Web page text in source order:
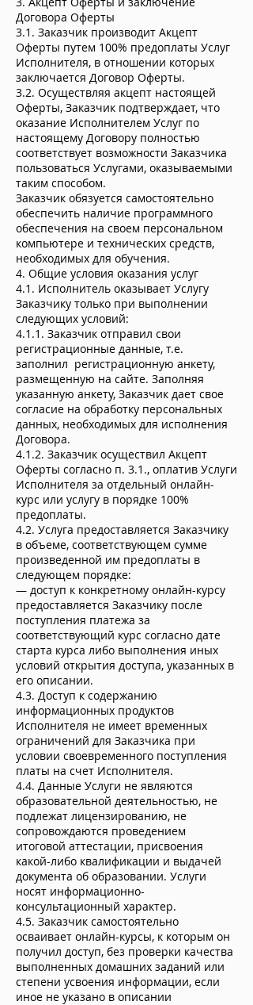
Договора Оферты
3.1. Заказчик производит Акцепт
Оферты путем 100% предоплаты Услуг
Исполнителя, в отношении которых
заключается Договор Оферты.
3.2. Осуществляя акцепт настоящей
Оферты, Заказчик подтверждает, что
оказание Исполнителем Услуг по
настоящему Договору полностью
соответствует возможности Заказчика
пользоваться Услугами, оказываемыми
таким способом.
Заказчик обязуется самостоятельно
обеспечить наличие программного
обеспечения на своем персональном
компьютере и технических средств,
необходимых для обучения.
4. Общие условия оказания услуг
4.1. Исполнитель оказывает Услугу
Заказчику только при выполнении
следующих условий:
4.1.1. Заказчик отправил свои
регистрационные данные, т.е.
заполнил регистрационную анкету,
размещенную на сайте. Заполняя
указанную анкету, Заказчик дает свое
согласие на обработку персональных
данных, необходимых для исполнения
Договора.
4.1.2. Заказчик осуществил Акцепт
Оферты согласно п. 3.1., оплатив Услуги
Исполнителя за отдельный онлайн-
курс или услугу в порядке 100%
предоплаты.
4.2. Услуга предоставляется Заказчику
в объеме, соответствующем сумме
произведенной им предоплаты в
следующем порядке:
— доступ к конкретному онлайн-курсу
предоставляется Заказчику после
поступления платежа за
соответствующий курс согласно дате
старта курса либо выполнения иных
условий открытия доступа, указанных в
его описании.
4.3. Доступ к содержанию
информационных продуктов
Исполнителя не имеет временных
ограничений для Заказчика при
условии своевременного поступления
платы на счет Исполнителя.
4.4. Данные Услуги не являются
образовательной деятельностью, не
подлежат лицензированию, не
сопровождаются проведением
итоговой аттестации, присвоения
какой-либо квалификации и выдачей
документа об образовании. Услуги
носят информационно-
консультационный характер.
4.5. Заказчик самостоятельно
осваивает онлайн-курсы, к которым он
получил доступ, без проверки качества
выполненных домашних заданий или
степени усвоения информации, если
иное не указано в описании